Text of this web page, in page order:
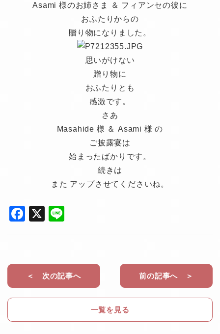
Asami 様のお姉さま ＆ フィアンセの彼に
おふたりからの
贈り物になりました。
思いがけない
贈り物に
おふたりとも
感激です。
さあ
Masahide 様 ＆ Asami 様 の
ご披露宴は
始まったばかりです。
続きは
また アップさせてくださいね。
F
e
b
o
k
X
＜ 次の記事へ
一覧を見る
前の記事へ ＞